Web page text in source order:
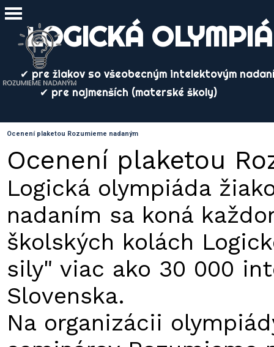
Preskočiť menu
LOGICKÁ
✔ pre žiakov so všeobecným intelektovým
✔ pre najmenších (materské školy)
Ocenení plaketou Rozumieme nadaným
Ocenení plaketou
Logická olympiáda
nadaním sa koná
školských kolách
sily" viac ako 30 000
Slovenska.
Na organizácii